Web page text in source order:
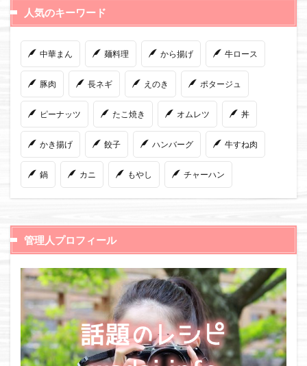
人気のキーワード
中華まん 麺料理 から揚げ 牛ロース
豚肉 長ネギ えのき ポタージュ
ピーナッツ たこ焼き オムレツ 丼
かき揚げ 餃子 ハンバーグ 牛すね肉
鍋 カニ もやし チャーハン
管理人プロフィール